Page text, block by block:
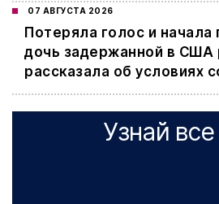
07 АВГУСТА 2026
Потеряла голос и начала
дочь задержанной в США
рассказала об условиях
Узнай все